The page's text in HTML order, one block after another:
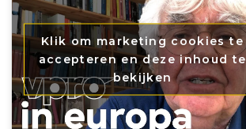
Klik om marketing cookies te
accepteren en deze inhoud te
bekijken